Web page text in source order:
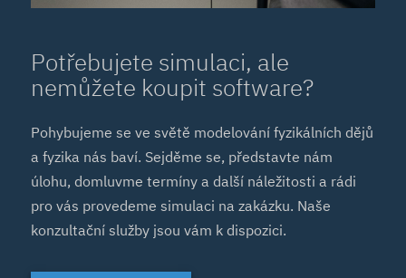
Potřebujete simulaci, ale
nemůžete koupit software?
Pohybujeme se ve světě modelování fyzikálních dějů
a fyzika nás baví. Sejděme se, představte nám
úlohu, domluvme termíny a další náležitosti a rádi
pro vás provedeme simulaci na zakázku. Naše
konzultační služby jsou vám k dispozici.